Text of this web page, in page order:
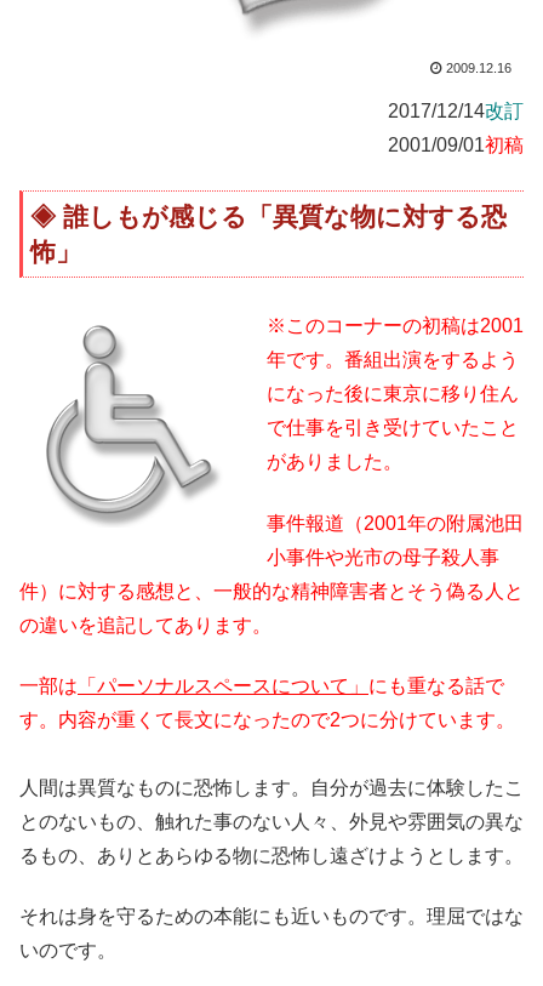
2009.12.16
2017/12/14改訂
2001/09/01初稿
誰しもが感じる「異質な物に対する恐
怖」
※このコーナーの初稿は2001
年です。番組出演をするよう
になった後に東京に移り住ん
で仕事を引き受けていたこと
がありました。
事件報道（2001年の附属池田
小事件や光市の母子殺人事
件）に対する感想と、一般的な精神障害者とそう偽る人と
の違いを追記してあります。
一部は 「パーソナルスペースについて」 にも重なる話で
す。内容が重くて長文になったので2つに分けています。
人間は異質なものに恐怖します。自分が過去に体験したこ
とのないもの、触れた事のない人々、外見や雰囲気の異な
るもの、ありとあらゆる物に恐怖し遠ざけようとします。
それは身を守るための本能にも近いものです。理屈ではな
いのです。